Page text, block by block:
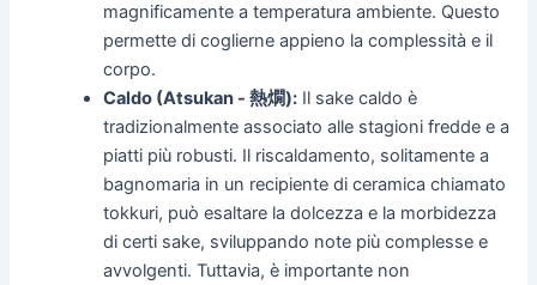
magnificamente a temperatura ambiente. Questo
permette di coglierne appieno la complessità e il
corpo.
Caldo (Atsukan - 熱燗): Il sake caldo è
tradizionalmente associato alle stagioni fredde e a
piatti più robusti. Il riscaldamento, solitamente a
bagnomaria in un recipiente di ceramica chiamato
tokkuri, può esaltare la dolcezza e la morbidezza
di certi sake, sviluppando note più complesse e
avvolgenti. Tuttavia, è importante non